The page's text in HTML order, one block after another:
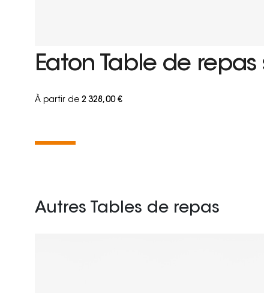
Eaton Table de
À partir de2 328,00 €
Autres Tables de repas